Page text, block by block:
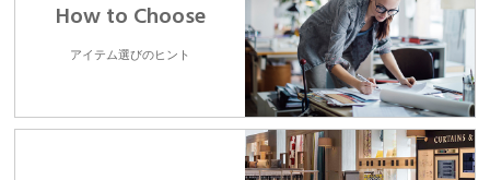
How to Choose
アイテム選びのヒント